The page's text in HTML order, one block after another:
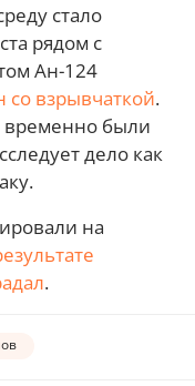
стало
рядом с
Ан-124
взрывчаткой.
временно были
дело как
на
.